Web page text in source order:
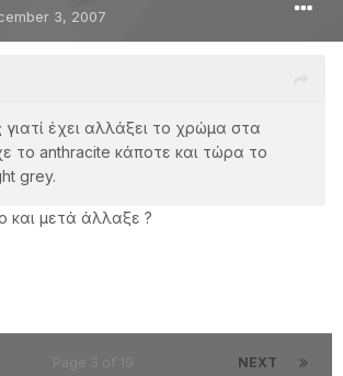
3, 2007
έχει αλλάξει το χρώμα στα
το anthracite κάποτε και τώρα το
grey.
και μετά άλλαξε ?
NEXT